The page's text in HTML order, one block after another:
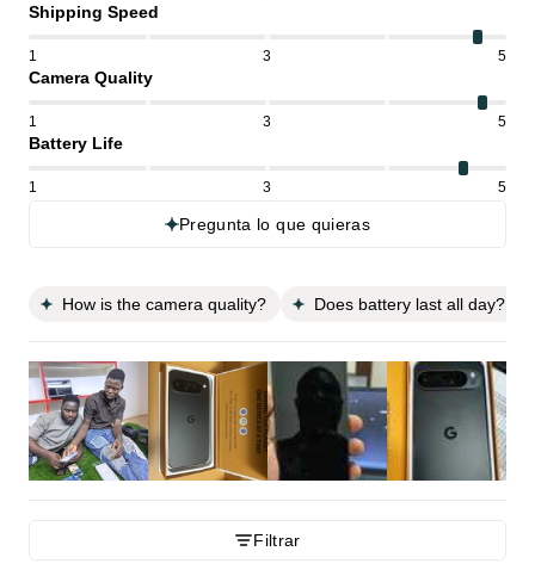
Shipping Speed
1 3 5
Camera Quality
1 3 5
Battery Life
1 3 5
Pregunta lo que quieras
How is the camera quality? Does battery last all day?
Filtrar